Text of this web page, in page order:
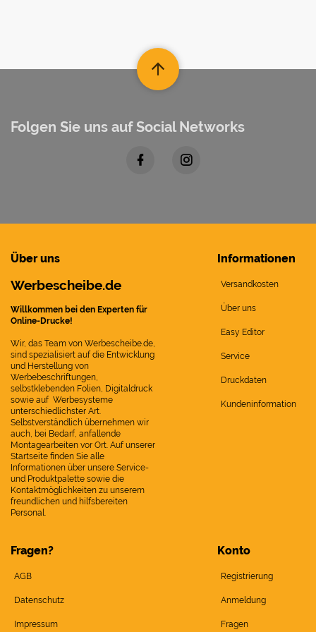
Folgen Sie uns auf Social Networks
Über uns
Werbescheibe.de
Willkommen bei den Experten für
Online-Drucke!
Wir, das Team von Werbescheibe.de,
sind spezialisiert auf die Entwicklung
und Herstellung von
Werbebeschriftungen,
selbstklebenden Folien, Digitaldruck
sowie auf Werbesysteme
unterschiedlichster Art.
Selbstverständlich übernehmen wir
auch, bei Bedarf, anfallende
Montagearbeiten vor Ort. Auf unserer
Startseite finden Sie alle
Informationen über unsere Service-
und Produktpalette sowie die
Kontaktmöglichkeiten zu unserem
freundlichen und hilfsbereiten
Personal.
Informationen
Versandkosten
Über uns
Easy Editor
Service
Druckdaten
Kundeninformation
Fragen?
AGB
Datenschutz
Impressum
Konto
Registrierung
Anmeldung
Fragen